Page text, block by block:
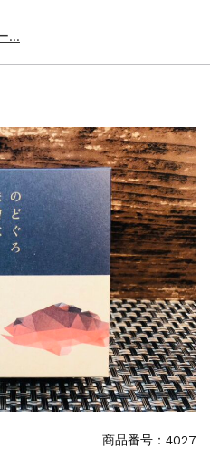
...
...
。「カード...
商品番号：4027